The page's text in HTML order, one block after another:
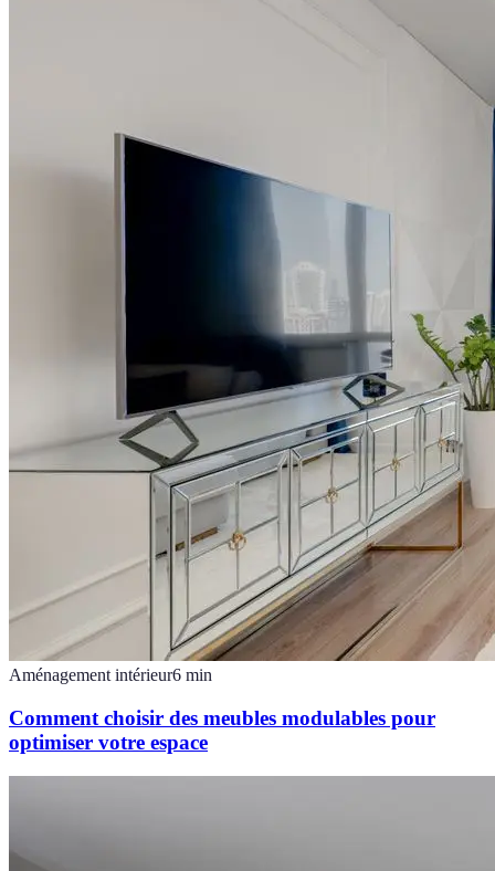
Aménagement intérieur6 min
Comment choisir des meubles modulables pour
optimiser votre espace